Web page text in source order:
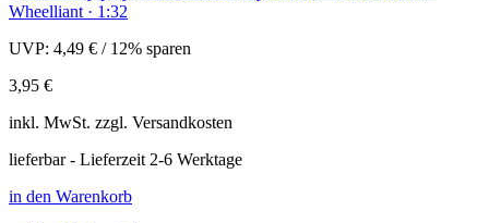
UVP: 4,49 € / 12% sparen
3,95 €
inkl. MwSt. zzgl. Versandkosten
lieferbar - Lieferzeit 2-6 Werktage
in den Warenkorb